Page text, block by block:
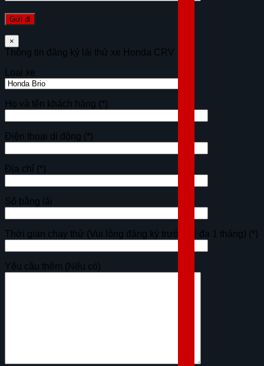
×
Thông tin đăng ký lái thử xe Honda CRV
Loại xe
Họ và tên khách hàng (*)
Điện thoại di động (*)
Địa chỉ (*)
Số bằng lái
Thời gian chạy thử (Vui lòng đăng ký trước tối đa 1 tháng) (*)
Yêu cầu thêm (Nếu có)